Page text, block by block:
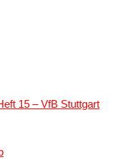
15 – VfB Stuttgart